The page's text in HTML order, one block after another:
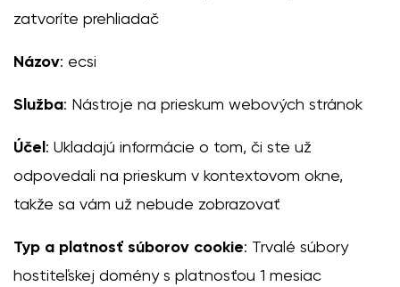
zatvoríte prehliadač
Názov: ecsi
Služba: Nástroje na prieskum webových stránok
Účel : Ukladajú informácie o tom, či ste už
odpovedali na prieskum v kontextovom okne,
takže sa vám už nebude zobrazovať
Typ a platnosť súborov cookie: Trvalé súbory
hostiteľskej domény s platnosťou 1 mesiac